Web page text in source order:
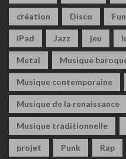
création Disco
iPad Jazz jeu
Metal Musique
Musique contemporaine
Musique de la renaissance
Musique traditionnelle
projet Punk Rap